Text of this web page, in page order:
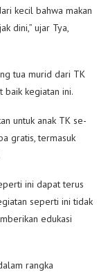
kecil bahwa makan
dini,” ujar Tya,
tua murid dari TK
baik kegiatan ini.
untuk anak TK se-
gratis, termasuk
ini dapat terus
seperti ini tidak
edukasi
rangka